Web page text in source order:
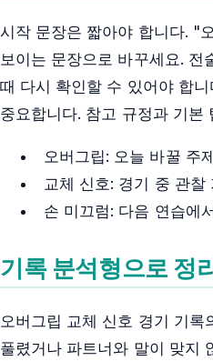
시작 문장은 짧아야 합니다. "
보이는 문장으로 바꾸세요.
때 다시 확인할 수 있어야 합
중요합니다. 참고 규정과 기본
오버그립: 오늘 바꿀 주
교체 신호: 경기 중 관찰
손 미끄럼: 다음 연습에
기록 분석형으로 정
오버그립 교체 신호 경기 기록
풀렸거나 파트너와 말이 맞지